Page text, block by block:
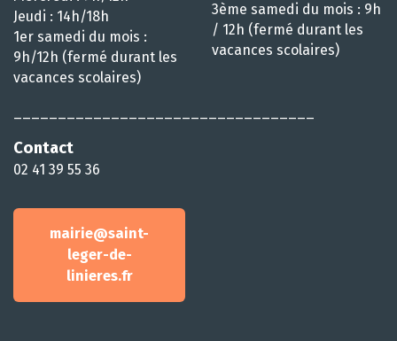
Jeudi : 14h/18h
1er samedi du mois :
9h/12h (fermé durant les
vacances scolaires)
Contact
02 41 39 55 36
mairie@saint-
leger-de-
linieres.fr
3ème samedi du mois : 9h
/ 12h (fermé durant les
vacances scolaires)